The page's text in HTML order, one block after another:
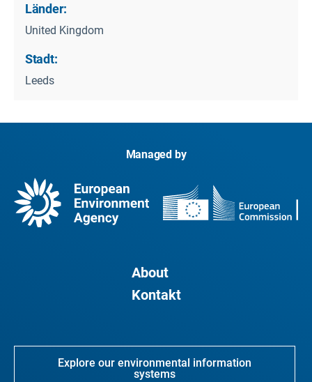
Länder:
United Kingdom
Stadt:
Leeds
Managed by
About
Kontakt
Explore our environmental information
systems